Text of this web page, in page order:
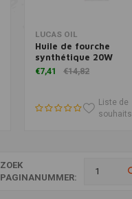
Ajouter au panier
LUCAS OIL
Huile de fourche
synthétique 20W
€7,41 €14,82
Liste de
souhaits
ZOEK
PAGINANUMMER: